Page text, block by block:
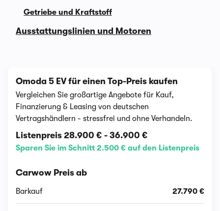
Getriebe und Kraftstoff
Ausstattungslinien und Motoren
Omoda 5 EV für einen Top-Preis kaufen
Vergleichen Sie großartige Angebote für Kauf,
Finanzierung & Leasing von deutschen
Vertragshändlern - stressfrei und ohne Verhandeln.
Listenpreis 28.900 € - 36.900 €
Sparen Sie im Schnitt 2.500 € auf den Listenpreis
Carwow Preis ab
Barkauf 27.790 €